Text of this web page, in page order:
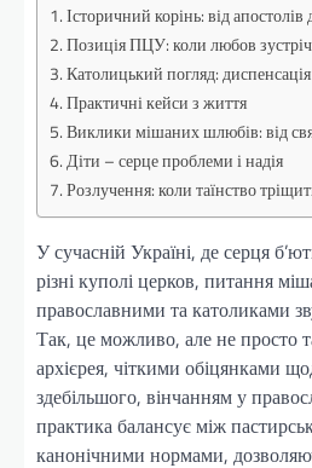
Історичний корінь: від
Позиція ПЦУ: коли любов
Католицький погляд:
Практичні кейси з життя
Виклики мішаних шлюбів: від
Діти – серце проблеми і надія
Розлучення: коли таїнство
У сучасній Україні, де серця
різні куполі церков, питання
православними та католиками
Так, це можливо, але не просто
архієрея, чіткими обіцянками
здебільшого, вінчанням у
практика балансує між
канонічними нормами,